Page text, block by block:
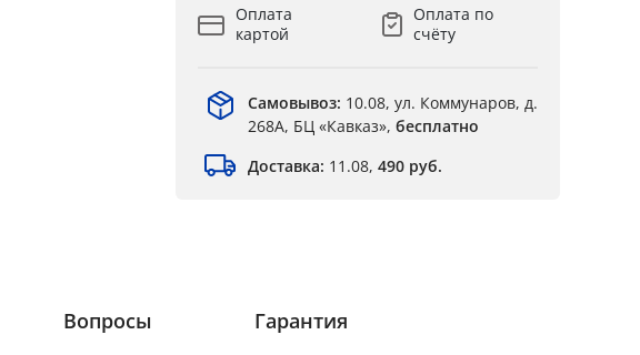
Оплата
картой
Оплата по
счёту
Самовывоз: 10.08, ул. Коммунаров, д.
268А, БЦ «Кавказ», бесплатно
Доставка: 11.08, 490 руб.
Вопросы Гарантия